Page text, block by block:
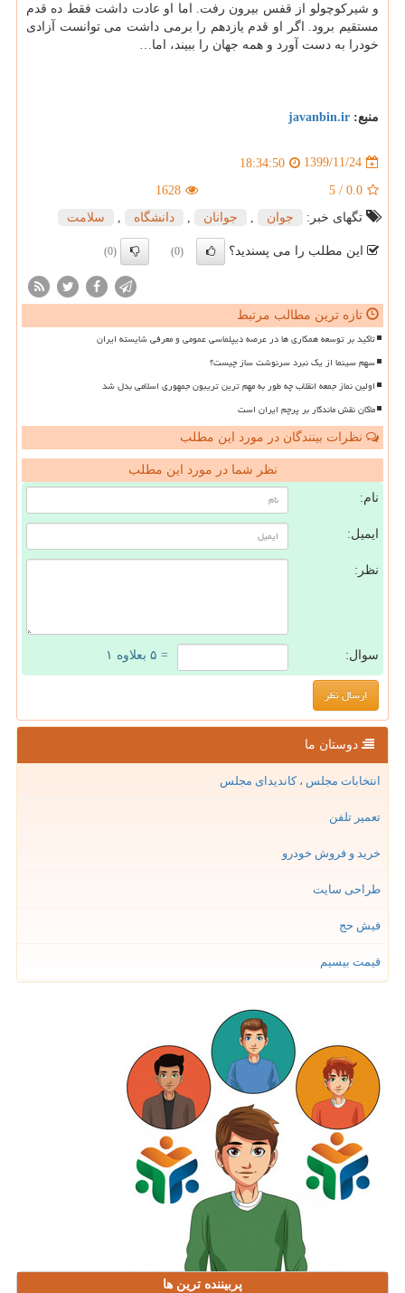
و شیرکوچولو از قفس بیرون رفت. اما او عادت داشت فقط ده قدم
مستقیم برود. اگر او قدم یازدهم را برمی داشت می توانست آزادی
خودرا به دست آورد و همه جهان را ببیند، اما…
منبع: javanbin.ir
1399/11/24
18:34:50
0.0
/
5
1628
تگهای خبر:
جوان , جوانان , دانشگاه , سلامت
این مطلب را می پسندید؟ (0)
(0)
تازه ترین مطالب مرتبط
تاکید بر توسعه همکاری ها در عرصه دیپلماسی عمومی و معرفی شایسته ایران
سهم سینما از یک نبرد سرنوشت ساز چیست؟
اولین نماز جمعه انقلاب چه طور به مهم ترین تریبون جمهوری اسلامی بدل شد
ماکان نقش ماندگار بر پرچم ایران است
نظرات بینندگان در مورد این مطلب
نظر شما در مورد این مطلب
نام:
ایمیل:
نظر:
سوال: = ۵ بعلاوه ۱
دوستان ما
انتخابات مجلس ، کاندیدای مجلس
تعمیر تلفن
خرید و فروش خودرو
طراحی سایت
فیش حج
قیمت بیسیم
پربیننده ترین ها